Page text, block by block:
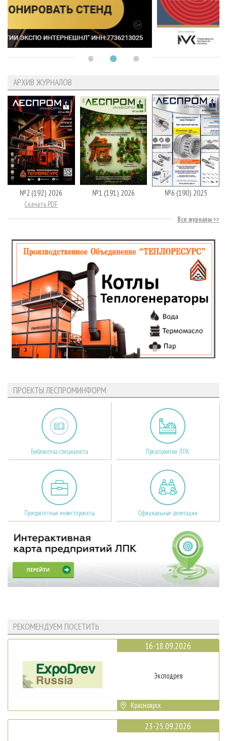
АРХИВ ЖУРНАЛОВ
№2 (192) 2026
Скачать PDF
№1 (191) 2026 №6 (190) 2025
Все журналы
ПРОЕКТЫ ЛЕСПРОМИНФОРМ
Библиотека специалиста Предприятия ЛПК
Приоритетные инвестпроекты Официальные делегации
РЕКОМЕНДУЕМ ПОСЕТИТЬ
16-18.09.2026
Эксподрев
Красноярск
23-25.09.2026